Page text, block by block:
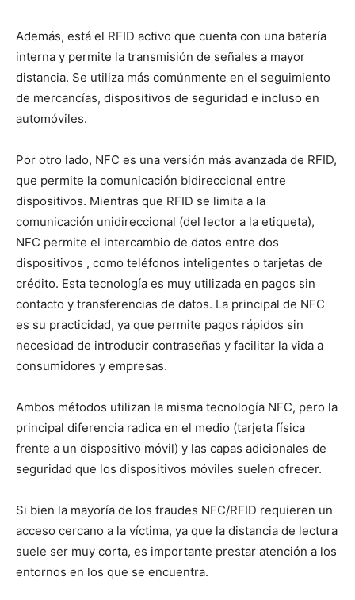
Además, está el RFID activo que cuenta con una batería
interna y permite la transmisión de señales a mayor
distancia. Se utiliza más comúnmente en el seguimiento
de mercancías, dispositivos de seguridad e incluso en
automóviles.
Por otro lado, NFC es una versión más avanzada de RFID,
que permite la comunicación bidireccional entre
dispositivos. Mientras que RFID se limita a la
comunicación unidireccional (del lector a la etiqueta),
NFC permite el intercambio de datos entre dos
dispositivos , como teléfonos inteligentes o tarjetas de
crédito. Esta tecnología es muy utilizada en pagos sin
contacto y transferencias de datos. La principal de NFC
es su practicidad, ya que permite pagos rápidos sin
necesidad de introducir contraseñas y facilitar la vida a
consumidores y empresas.
Ambos métodos utilizan la misma tecnología NFC, pero la
principal diferencia radica en el medio (tarjeta física
frente a un dispositivo móvil) y las capas adicionales de
seguridad que los dispositivos móviles suelen ofrecer.
Si bien la mayoría de los fraudes NFC/RFID requieren un
acceso cercano a la víctima, ya que la distancia de lectura
suele ser muy corta, es importante prestar atención a los
entornos en los que se encuentra.